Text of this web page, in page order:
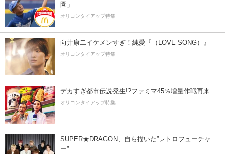
園」
オリコンタイアップ特集
向井康二イケメンすぎ！純愛『（LOVE SONG）』
オリコンタイアップ特集
デカすぎ都市伝説発生!?ファミマ45％増量作戦再来
オリコンタイアップ特集
SUPER★DRAGON、自ら描いた”レトロフューチャ
ー”